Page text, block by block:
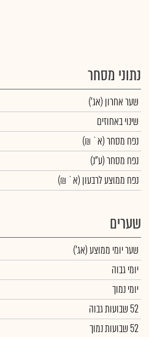
נתוני מסחר
שער אחרון (אג')
שינוי באחוזים
נפח מסחר(א` ₪)
נפח מסחר(ע"נ)
נפח ממוצע לרבעון (א` ₪)
שערים
שער יומי ממוצע(אג')
יומי גבוה
יומי נמוך
52 שבועות גבוה
52 שבועות נמוך